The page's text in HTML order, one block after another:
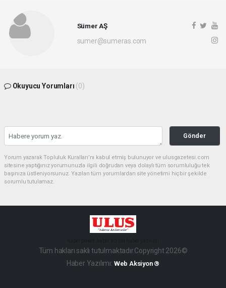
Sümer AŞ
sumer@sumeras.com
Okuyucu Yorumları (0)
Gönder
Yorum yazarak Topluluk Kuralları’nı kabul etmiş bulunuyor ve ulusgazetesi.com
sitesine yaptığınız yorumunuzla ilgili doğrudan veya dolaylı tüm sorumluluğu tek
başınıza üstleniyorsunuz. Yazılan tüm yorumlardan site yönetimi hiçbir şekilde
sorumlu tutulamaz.
Tüm hakları saklı tutulmaktadır.Copyright 2026©
Haber Yazılımı: Web Aksiyon ®